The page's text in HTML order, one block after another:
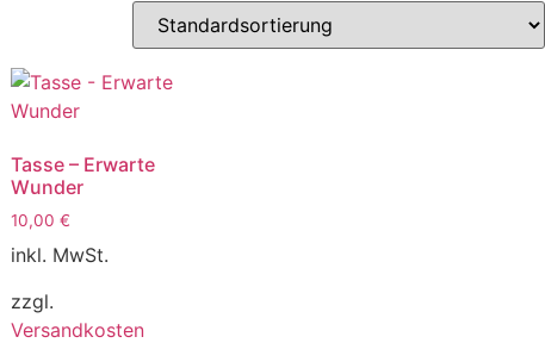
Tasse – Erwarte
Wunder
10,00 €
inkl. MwSt.
zzgl.
Versandkosten